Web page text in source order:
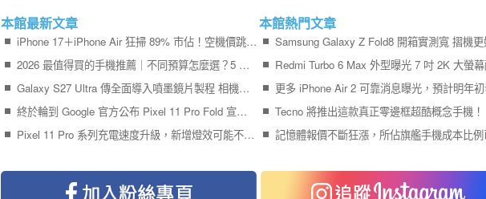
本館最新文章
iPhone 17＋iPhone Air 狂掃 89% 市佔！空機價跳水 9,410 元引爆尾盤買氣
2026 最值得買的手機推薦｜不同預算怎麼選？5 款熱門手機完整比較
Galaxy S27 Ultra 傳全面導入噴墨鏡片製程 相機模組更薄、拍攝品質再提升
終於輪到 Google 官方公布 Pixel 11 Pro Fold 宣傳影片
Pixel 11 Pro 系列充電速度升級，新增燈效可能不叫 Pixel Glow
本館熱門文章
Tecno 將推出這款真正零邊框超酷概念手機！